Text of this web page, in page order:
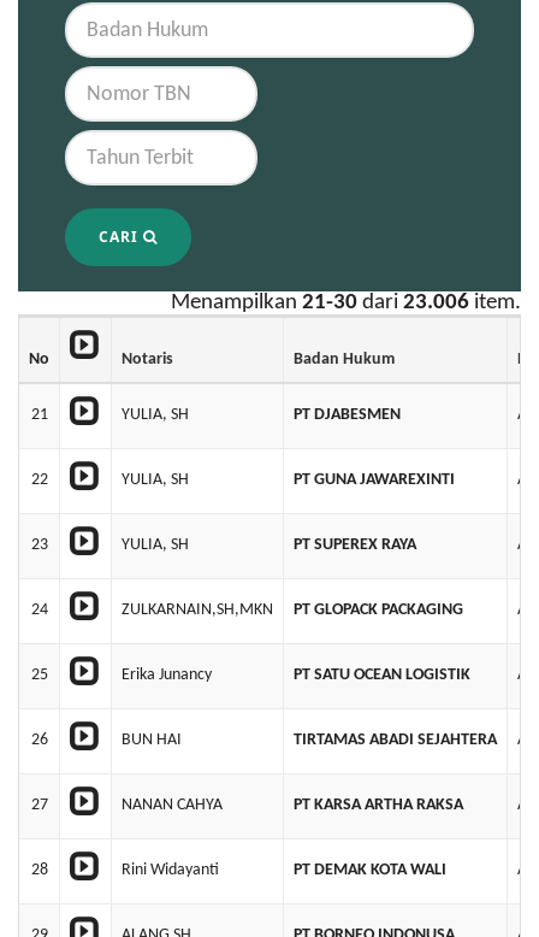
CARI
Menampilkan 21-30 dari 23.006 item.
No Notaris Badan Hukum
21 YULIA, SH PT DJABESMEN
22 YULIA, SH PT GUNA JAWAREXINTI
23 YULIA, SH PT SUPEREX RAYA
24 ZULKARNAIN,SH,MKN PT GLOPACK PACKAGING
25 Erika Junancy PT SATU OCEAN LOGISTIK
26 BUN HAI TIRTAMAS ABADI SEJAHTERA
27 NANAN CAHYA PT KARSA ARTHA RAKSA
28 Rini Widayanti PT DEMAK KOTA WALI